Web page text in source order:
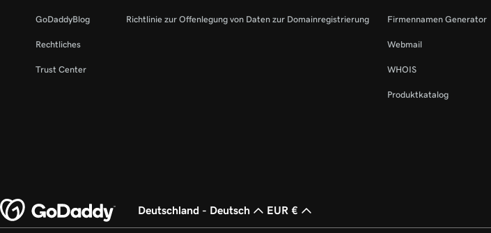
GoDaddyBlog
Rechtliches
Trust Center
Richtlinie zur Offenlegung von Daten zur Domainregistrierung Firmennamen Generator
Webmail
WHOIS
Produktkatalog
Deutschland - Deutsch EUR €